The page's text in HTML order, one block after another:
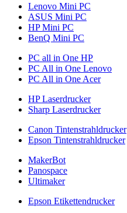
Lenovo Mini PC
ASUS Mini PC
HP Mini PC
BenQ Mini PC
PC all in One HP
PC All in One Lenovo
PC All in One Acer
HP Laserdrucker
Sharp Laserdrucker
Canon Tintenstrahldrucker
Epson Tintenstrahldrucker
MakerBot
Panospace
Ultimaker
Epson Etikettendrucker